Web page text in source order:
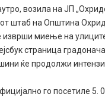
возила на ЈП
штаб на Општина
миење на
страница
ќе продолжи
го посетиле 5.